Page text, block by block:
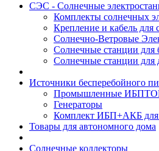
СЭС - Солнечные
Комплекты солнечных
Крепление и кабель для
Солнечно-Ветровые
Солнечные станции для
Солнечные станции для
Источники бесперебойного
Промышленные ИБП
Генераторы
Комплект ИБП+АКБ для
Товары для автономного дома
Солнечные коллекторы